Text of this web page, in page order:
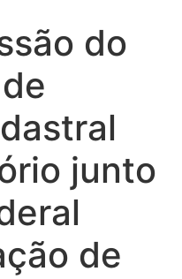
do
junto
de